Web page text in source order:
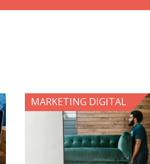
MARKETING DIGITAL